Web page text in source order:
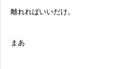
離れればいいだけ。
まあ